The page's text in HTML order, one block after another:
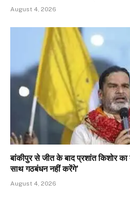
August 4, 2026
बांकीपुर से जीत के बाद प्रशांत किशोर
साथ गठबंधन नहीं करेंगे’
August 4, 2026